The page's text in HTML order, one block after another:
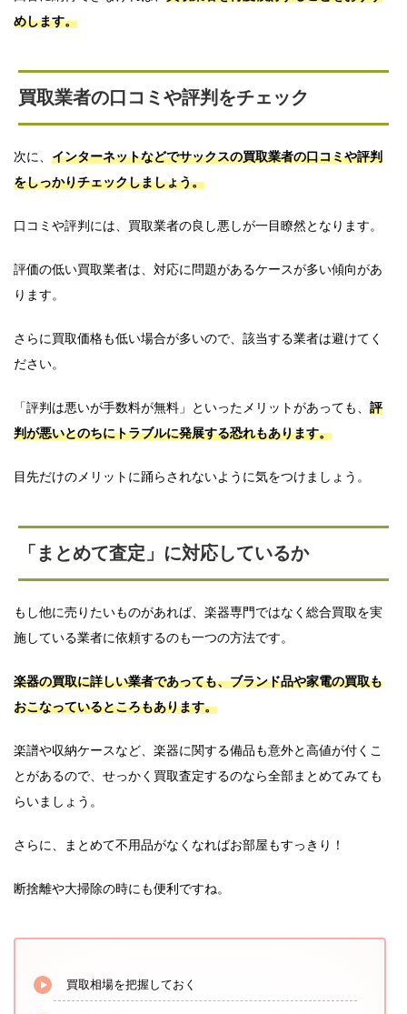
めします。
買取業者の口コミや評判をチェック
次に、 インターネットなどでサックスの買取業者の口コミや評判
をしっかりチェックしましょう。
口コミや評判には、買取業者の良し悪しが一目瞭然となります。
評価の低い買取業者は、対応に問題があるケースが多い傾向があ
ります。
さらに買取価格も低い場合が多いので、該当する業者は避けてく
ださい。
「評判は悪いが手数料が無料」といったメリットがあっても、 評
判が悪いとのちにトラブルに発展する恐れもあります。
目先だけのメリットに踊らされないように気をつけましょう。
「まとめて査定」に対応しているか
もし他に売りたいものがあれば、楽器専門ではなく総合買取を実
施している業者に依頼するのも一つの方法です。
楽器の買取に詳しい業者であっても、ブランド品や家電の買取も
おこなっているところもあります。
楽譜や収納ケースなど、楽器に関する備品も意外と高値が付くこ
とがあるので、せっかく買取査定するのなら全部まとめてみても
らいましょう。
さらに、まとめて不用品がなくなればお部屋もすっきり！
断捨離や大掃除の時にも便利ですね。
買取相場を把握しておく